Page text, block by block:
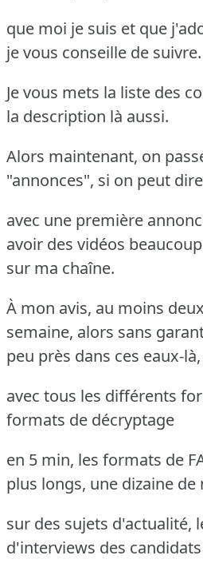
que moi je suis et que
je vous conseille de suivre.
Je vous mets la liste des
la description là aussi.
Alors maintenant, on
"annonces", si on peut
avec une première
avoir des vidéos
sur ma chaîne.
À mon avis, au moins
semaine, alors sans
peu près dans ces eaux-là,
avec tous les différents
formats de décryptage
en 5 min, les formats de
plus longs, une dizaine de
sur des sujets d'actualité,
d'interviews des